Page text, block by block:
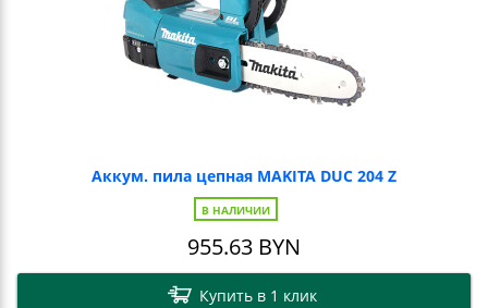
Аккум. пила цепная MAKITA DUC 204 Z
В НАЛИЧИИ
955.63 BYN
Купить в 1 клик